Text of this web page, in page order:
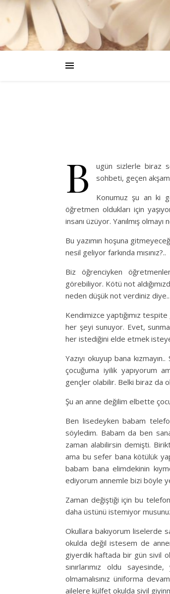
B
ugün sizlerle biraz
sohbeti, geçen
Konumuz şu an ki
öğretmen oldukları için
insanı üzüyor. Yanılmış
Bu yazımın hoşuna
nesil geliyor farkında mısınız?..
Biz öğrenciyken
görebiliyor. Kötü not
neden düşük not verdiniz diye..
Kendimizce yaptığımız
her şeyi sunuyor. Evet,
her istediğini elde etmek
Yazıyı okuyup bana
çocuğuma iyilik yapıyorum
gençler olabilir. Belki biraz da
Şu an anne değilim elbette
Ben lisedeyken babam
söyledim. Babam da ben
zaman alabilirsin demişti.
ama bu sefer bana kötülük
babam bana elimdekinin
ediyorum annemle bizi böyle
Zaman değiştiği için bu
daha üstünü istemiyor
Okullara bakıyorum liselerde
okulda değil istesem de
giyerdik haftada bir gün sivil
sınırlarımız oldu
olmamalısınız üniforma
ailelere külfet okulda sivil